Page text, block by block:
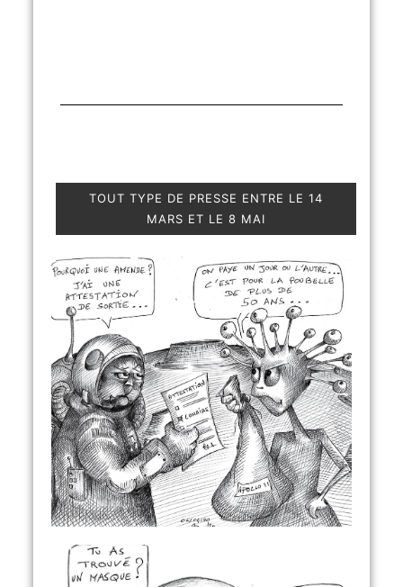
TOUT TYPE DE PRESSE ENTRE LE 14
MARS ET LE 8 MAI